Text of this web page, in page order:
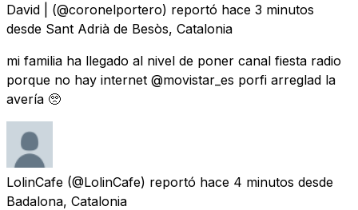
David | (@coronelportero) reportó hace 3 minutos
desde Sant Adrià de Besòs, Catalonia
mi familia ha llegado al nivel de poner canal fiesta radio
porque no hay internet @movistar_es porfi arreglad la
avería 🥺
LolinCafe (@LolinCafe) reportó hace 4 minutos desde
Badalona, Catalonia